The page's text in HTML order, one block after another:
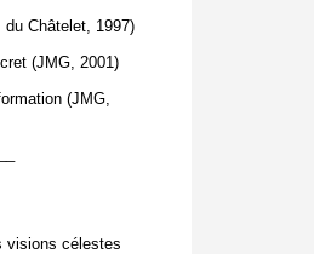
Châtelet, 1997)
(JMG, 2001)
(JMG,
visions célestes